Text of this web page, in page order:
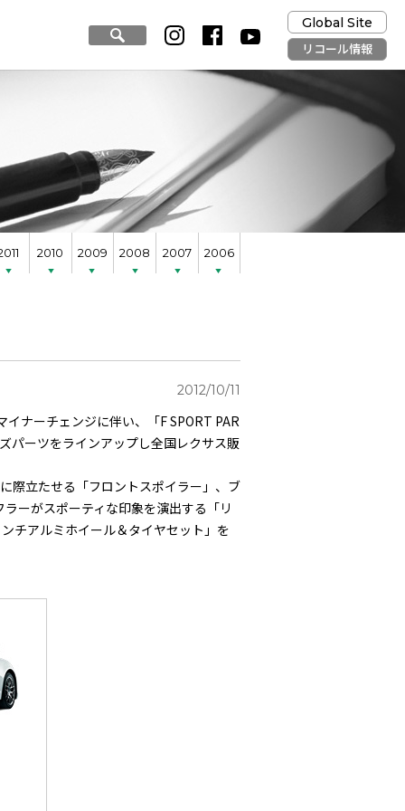
Global Site
リコール情報
2010 2009 2008 2007 2006
2012/10/11
ナーチェンジに伴い、「F SPORT PAR
パーツをラインアップし全国レクサス販
際立たせる「フロントスポイラー」、ブ
ーがスポーティな印象を演出する「リ
チアルミホイール＆タイヤセット」を